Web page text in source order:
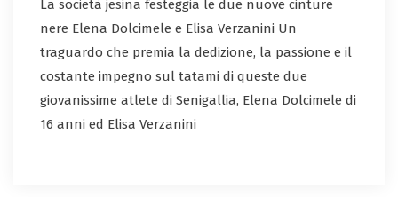
​La società jesina festeggia le due nuove cinture
nere Elena Dolcimele e Elisa Verzanini ​Un
traguardo che premia la dedizione, la passione e il
costante impegno sul tatami di queste due
giovanissime atlete di Senigallia, Elena Dolcimele di
16 anni ed Elisa Verzanini